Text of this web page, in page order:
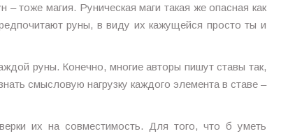
– тоже магия. Руническая маги такая же опасная как
руны, в виду их кажущейся просто ты и
руны. Конечно, многие авторы пишут ставы так,
смысловую нагрузку каждого элемента в ставе –
их на совместимость. Для того, что б уметь